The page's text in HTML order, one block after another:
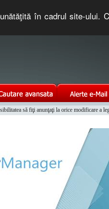
în cadrul site-ului.
să fiţi anunţaţi la orice modificare a